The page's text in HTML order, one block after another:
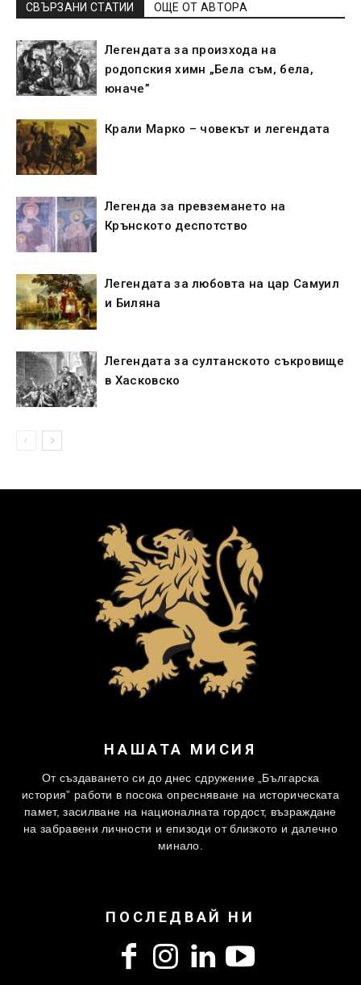
СВЪРЗАНИ СТАТИИ ОЩЕ ОТ АВТОРА
Легендата за произхода на
родопския химн „Бела съм, бела,
юначе”
Крали Марко – човекът и легендата
Легенда за превземането на
Крънското деспотство
Легендата за любовта на цар Самуил
и Биляна
Легендата за султанското съкровище
в Хасковско
НАШАТА МИСИЯ
От създаването си до днес сдружение „Българска
история” работи в посока опресняване на историческата
памет, засилване на националната гордост, възраждане
на забравени личности и епизоди от близкото и далечно
минало.
ПОСЛЕДВАЙ НИ